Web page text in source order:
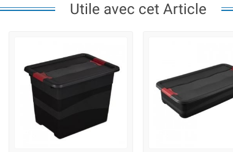
Utile avec cet Article